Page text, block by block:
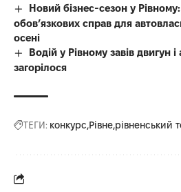
Новий бізнес-сезон у
обов’язкових справ для
осені
Водій у Рівному завів двигун
загорілося
ТЕГИ: конкурс Рівне рівненський